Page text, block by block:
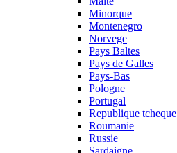
Minorque
Montenegro
Norvege
Pays Baltes
Pays de Galles
Pays-Bas
Pologne
Portugal
Republique tcheque
Roumanie
Russie
Sardaigne